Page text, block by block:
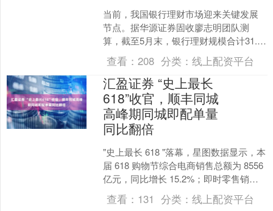
当前，我国银行理财市场迎来关键发展
节点。据华源证券固收廖志明团队测
算，截至5月末，银行理财规模合计31.5
万亿元，创下新高，标志着资管新规过
渡期结束后行业进入高....
查看： 208 分类： 线上配资平台
汇盈证券 “史上最长
618”收官，顺丰同城
高峰期同城即配单量
同比翻倍
"史上最长 618 "落幕，星图数据显示，本
届 618 购物节综合电商销售总额为 8556
亿元，同比增长 15.2%；即时零售销售
额增长强劲，以 18.7% ....
查看： 131 分类： 线上配资平台